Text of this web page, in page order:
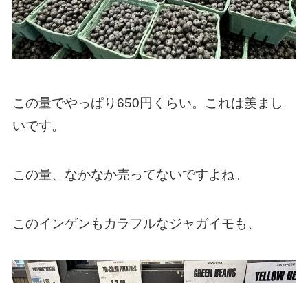
この量でやっぱり650円くらい。これは羨まし
いです。
この量、なかなか売ってないですよね。
このインゲンもカラフルなジャガイモも、